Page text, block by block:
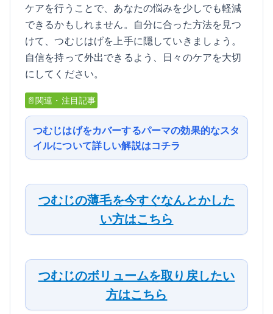
ケアを行うことで、あなたの悩みを少しでも軽減
できるかもしれません。自分に合った方法を見つ
けて、つむじはげを上手に隠していきましょう。
自信を持って外出できるよう、日々のケアを大切
にしてください。
📄関連・注目記事
つむじはげをカバーするパーマの効果的なスタ
イルについて詳しい解説はコチラ
つむじの薄毛を今すぐなんとかした
い方はこちら
つむじのボリュームを取り戻したい
方はこちら